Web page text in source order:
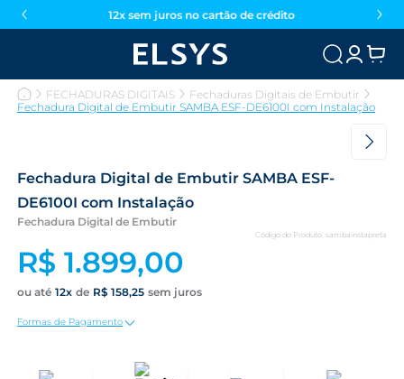
12x sem juros no cartão de crédito
FECHADURAS DIGITAIS
Fechaduras Digitais de Embutir
Fechadura Digital de Embutir SAMBA ESF-DE6100I com Instalação
Fechadura Digital de Embutir SAMBA ESF-
DE6100I com Instalação
Fechadura Digital de Embutir
Código do Produto: sambainstapreta
R$ 1.899,00
12 R$ 158,25
Formas de Pagamento